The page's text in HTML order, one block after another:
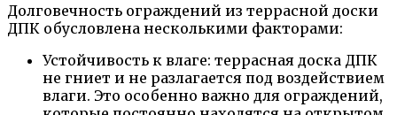
Долговечность ограждений из террасной доски
ДПК обусловлена несколькими факторами:
Устойчивость к влаге: террасная доска ДПК
не гниет и не разлагается под воздействием
влаги. Это особенно важно для ограждений,